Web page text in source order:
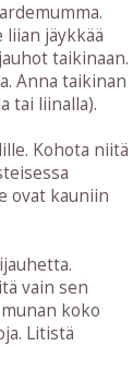
liian jäykkää
taikinaan.
Anna taikinan
tai liinalla).
Kohota niitä
ovat kauniin
vain sen
koko
Litistä